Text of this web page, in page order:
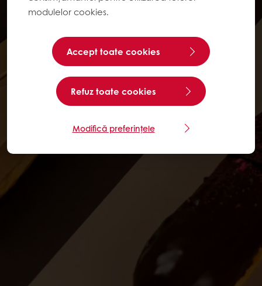
modulelor cookies.
Accept toate cookies
Refuz toate cookies
Modifică preferințele